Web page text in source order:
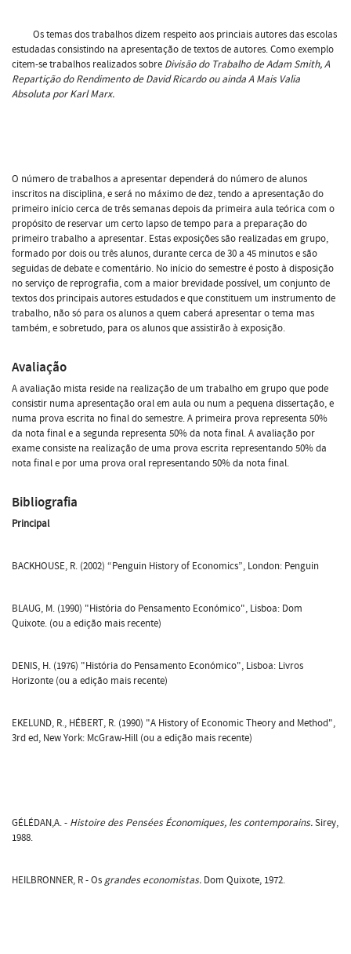
Os temas dos trabalhos dizem respeito aos princiais autores das escolas
estudadas consistindo na apresentação de textos de autores. Como exemplo
citem-se trabalhos realizados sobre Divisão do Trabalho de Adam Smith, A
Repartição do Rendimento de David Ricardo ou ainda A Mais Valia
Absoluta por Karl Marx.
O número de trabalhos a apresentar dependerá do número de alunos
inscritos na disciplina, e será no máximo de dez, tendo a apresentação do
primeiro início cerca de três semanas depois da primeira aula teórica com o
propósito de reservar um certo lapso de tempo para a preparação do
primeiro trabalho a apresentar. Estas exposições são realizadas em grupo,
formado por dois ou três alunos, durante cerca de 30 a 45 minutos e são
seguidas de debate e comentário. No início do semestre é posto à disposição
no serviço de reprografia, com a maior brevidade possível, um conjunto de
textos dos principais autores estudados e que constituem um instrumento de
trabalho, não só para os alunos a quem caberá apresentar o tema mas
também, e sobretudo, para os alunos que assistirão à exposição.
Avaliação
A avaliação mista reside na realização de um trabalho em grupo que pode
consistir numa apresentação oral em aula ou num a pequena dissertação, e
numa prova escrita no final do semestre. A primeira prova representa 50%
da nota final e a segunda representa 50% da nota final. A avaliação por
exame consiste na realização de uma prova escrita representando 50% da
nota final e por uma prova oral representando 50% da nota final.
Bibliografia
Principal
BACKHOUSE, R. (2002) “Penguin History of Economics”, London: Penguin
BLAUG, M. (1990) "História do Pensamento Económico", Lisboa: Dom
Quixote. (ou a edição mais recente)
DENIS, H. (1976) "História do Pensamento Económico", Lisboa: Livros
Horizonte (ou a edição mais recente)
EKELUND, R., HÉBERT, R. (1990) "A History of Economic Theory and Method",
3rd ed, New York: McGraw-Hill (ou a edição mais recente)
GÉLÉDAN,A. - Histoire des Pensées Économiques, les contemporains.Sirey,
1988.
HEILBRONNER, R - Os grandes economistas. Dom Quixote, 1972.